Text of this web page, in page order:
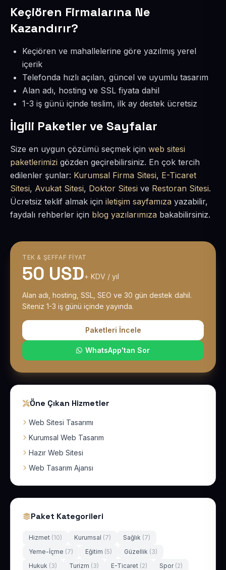
Keçiören Firmalarına Ne
Kazandırır?
Keçiören ve mahallelerine göre yazılmış yerel
içerik
Telefonda hızlı açılan, güncel ve uyumlu tasarım
Alan adı, hosting ve SSL fiyata dahil
1-3 iş günü içinde teslim, ilk ay destek ücretsiz
İlgili Paketler ve Sayfalar
Size en uygun çözümü seçmek için web sitesi
paketlerimizi gözden geçirebilirsiniz. En çok tercih
edilenler şunlar: Kurumsal Firma Sitesi, E-Ticaret
Sitesi, Avukat Sitesi, Doktor Sitesi ve Restoran Sitesi.
Ücretsiz teklif almak için iletişim sayfamıza yazabilir,
faydalı rehberler için blog yazılarımıza bakabilirsiniz.
TEK & ŞEFFAF FIYAT
50 USD+ KDV / yıl
Alan adı, hosting, SSL, SEO ve 30 gün destek dahil.
Siteniz 1-3 iş günü içinde yayında.
Paketleri İncele
WhatsApp'tan Sor
Öne Çıkan Hizmetler
Web Sitesi Tasarımı
Kurumsal Web Tasarım
Hazır Web Sitesi
Web Tasarım Ajansı
Paket Kategorileri
Hizmet (10) Kurumsal (7) Sağlık (7)
Yeme-İçme (7) Eğitim (5) Güzellik (3)
Hukuk (3) Turizm (3) E-Ticaret (2) Spor (2)